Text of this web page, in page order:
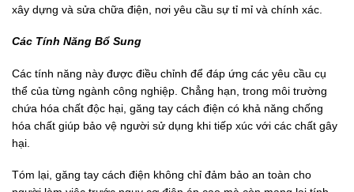
xây dựng và sửa chữa điện, nơi yêu cầu sự tỉ mỉ và chính xác.
Các Tính Năng Bổ Sung
Các tính năng này được điều chỉnh để đáp ứng các yêu cầu cụ
thể của từng ngành công nghiệp. Chẳng hạn, trong môi trường
chứa hóa chất độc hại, găng tay cách điện có khả năng chống
hóa chất giúp bảo vệ người sử dụng khi tiếp xúc với các chất gây
hại.
Tóm lại, găng tay cách điện không chỉ đảm bảo an toàn cho